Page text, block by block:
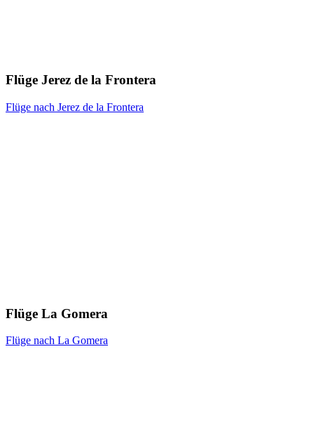
Flüge Jerez de la Frontera
Flüge nach Jerez de la Frontera
Flüge La Gomera
Flüge nach La Gomera